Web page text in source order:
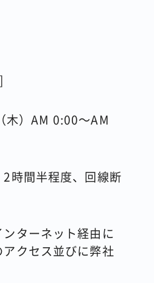
]
木）AM 0:00～AM
間半程度、回線断
ーネット経由に
クセス並びに弊社